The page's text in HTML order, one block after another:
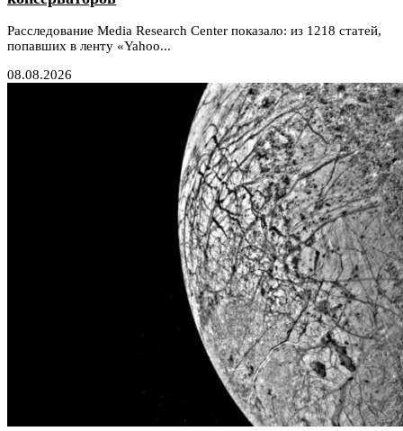
Расследование Media Research Center показало: из 1218 статей,
попавших в ленту «Yahoo...
08.08.2026